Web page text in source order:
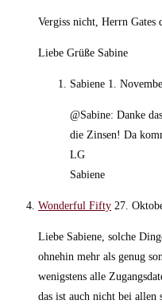
Vergiss nicht, Herrn Gates
Liebe Grüße Sabine
Sabiene 1.
@Sabine: Danke
die Zinsen! Da
LG
Sabiene
Wonderful Fifty 27.
Liebe Sabiene, solche
ohnehin mehr als genug
wenigstens alle
das ist auch nicht bei allen